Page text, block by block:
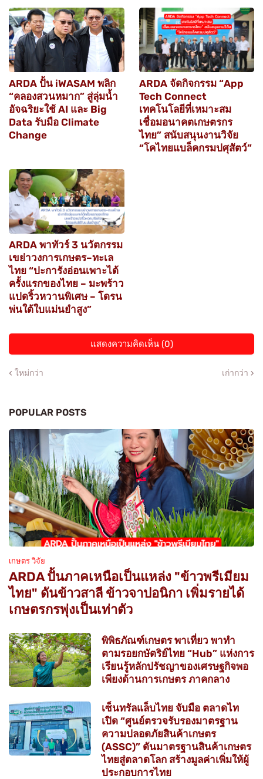
ARDA ปั้น iWASAM พลิก
“คลองสวนหมาก” สู่ลุ่มน้ำ
อัจฉริยะใช้ AI และ Big
Data รับมือ Climate
Change
ARDA จัดกิจกรรม “App
Tech Connect
เทคโนโลยีที่เหมาะสม
เชื่อมอนาคตเกษตรกร
ไทย” สนับสนุนงานวิจัย
“โคไทยแบล็คกรมปศุสัตว์”
ARDA พาทัวร์ 3 นวัตกรรม
เขย่าวงการเกษตร–ทะเล
ไทย “ปะการังอ่อนเพาะได้
ครั้งแรกของไทย – มะพร้าว
แปดริ้วหวานพิเศษ – โดรน
พ่นใต้ใบแม่นยำสูง”
แสดงความคิดเห็น (0)
ใหม่กว่า เก่ากว่า
POPULAR POSTS
เกษตร วิจัย
ARDA ปั้นภาคเหนือเป็นแหล่ง "ข้าวพรีเมียม
ไทย" ดันข้าวสาลี ข้าวจาปอนิกา เพิ่มรายได้
เกษตรกรพุ่งเป็นเท่าตัว
พิพิธภัณฑ์เกษตร พาเที่ยว พาทำ
ตามรอยกษัตริย์ไทย “Hub” แห่งการ
เรียนรู้หลักปรัชญาของเศรษฐกิจพอ
เพียงด้านการเกษตร ภาคกลาง
เซ็นทรัลแล็บไทย จับมือ ตลาดไท
เปิด “ศูนย์ตรวจรับรองมาตรฐาน
ความปลอดภัยสินค้าเกษตร
(ASSC)” ดันมาตรฐานสินค้าเกษตร
ไทยสู่ตลาดโลก สร้างมูลค่าเพิ่มให้ผู้
ประกอบการไทย